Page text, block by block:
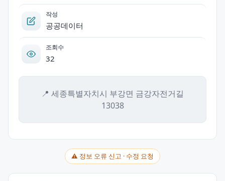
작성
공공데이터
조회수
32
📍 세종특별자치시 부강면 금강자전거길
13038
⚠ 정보 오류 신고 · 수정 요청